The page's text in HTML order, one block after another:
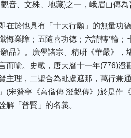
音、文殊、地藏)之一，峨眉山傳為
在於他具有「十大行願」的無量功
業障；五隨喜功德；六請轉*輪；
品》。廣學諸宗、精研《華嚴》
而喻。史載，唐大曆十一年(776)澄
主理，二聖合為毗盧遮那，萬行兼
宋贊寧《高僧傳·澄觀傳》)於是作
解「普賢」的名義。